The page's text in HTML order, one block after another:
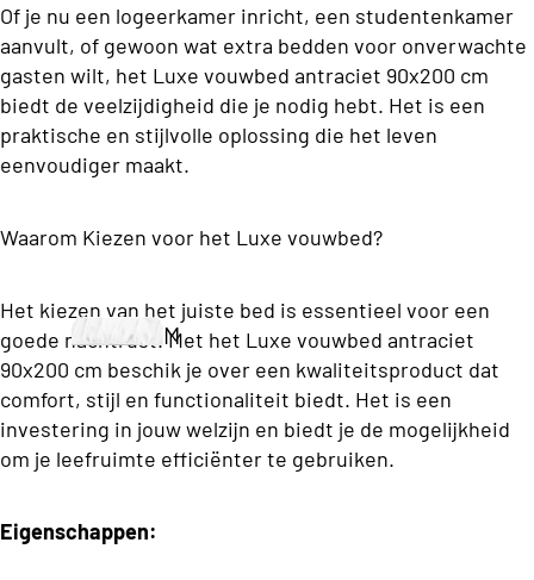
C
ol
le
ct
io
e
r
r
e
s
p
ri
n
g
s
oons
Boxsprin
gs
Tweepers
oons
Premium
gs
o
x
s
p
ri
g
T
w
e
e
p
n
s
M
a
tr
s
Twijfe
laar
matra
s
ersoo
M
o
lt
o
Of je nu een logeerkamer inricht, een studentenkamer
aanvult, of gewoon wat extra bedden voor onverwachte
gasten wilt, het Luxe vouwbed antraciet 90x200 cm
biedt de veelzijdigheid die je nodig hebt. Het is een
praktische en stijlvolle oplossing die het leven
eenvoudiger maakt.
Waarom Kiezen voor het Luxe vouwbed?
Het kiezen van het juiste bed is essentieel voor een
goede nachtrust. Met het Luxe vouwbed antraciet
90x200 cm beschik je over een kwaliteitsproduct dat
comfort, stijl en functionaliteit biedt. Het is een
investering in jouw welzijn en biedt je de mogelijkheid
om je leefruimte efficiënter te gebruiken.
Eigenschappen: